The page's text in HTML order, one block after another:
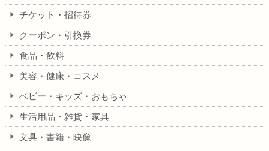
チケット・招待券
クーポン・引換券
食品・飲料
美容・健康・コスメ
ベビー・キッズ・おもちゃ
生活用品・雑貨・家具
文具・書籍・映像